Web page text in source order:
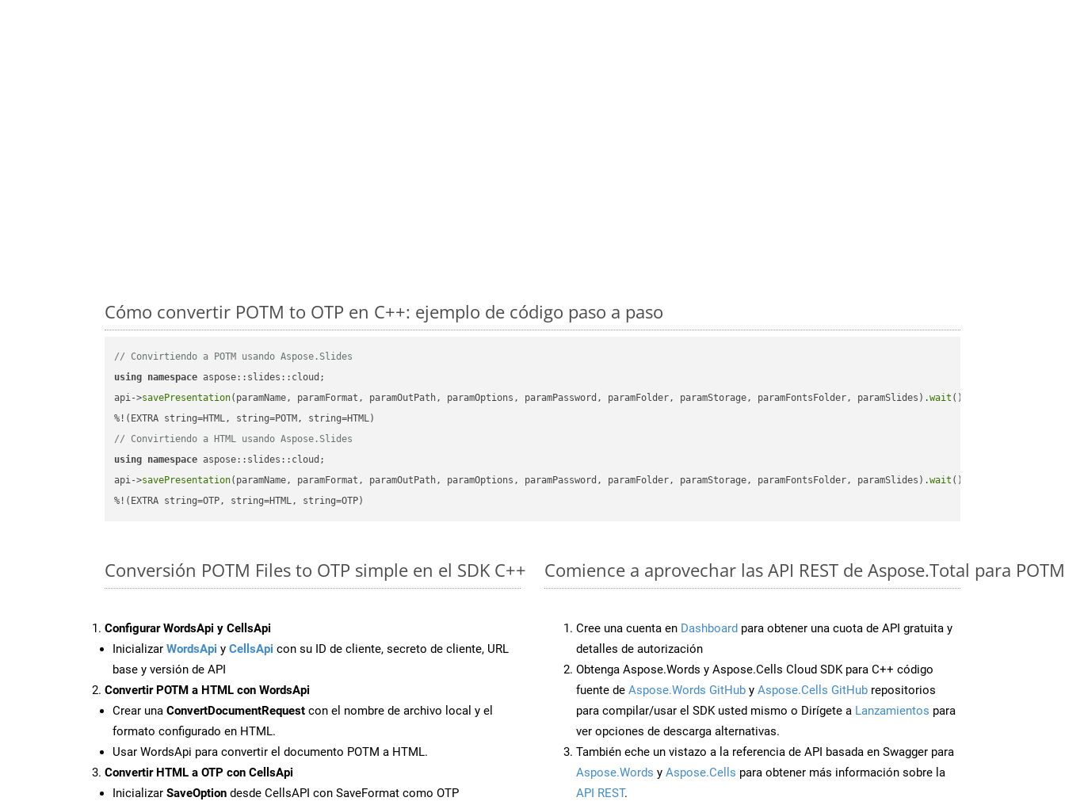
Cómo convertir POTM to OTP en C++: ejemplo de código paso a paso
// Convirtiendo a POTM usando Aspose.Slides
using namespace aspose::slides::cloud;
api->savePresentation(paramName, paramFormat, paramOutPath, paramOptions, paramPassword, paramFolder, paramStorage, paramFontsFolder, paramSlides).wait ();
// Convirtiendo a HTML usando Aspose.Slides
using namespace aspose::slides::cloud;
api->savePresentation(paramName, paramFormat, paramOutPath, paramOptions, paramPassword, paramFolder, paramStorage, paramFontsFolder, paramSlides).wait ();
%!(EXTRA string=OTP, string=HTML, string=OTP)
Conversión POTM Files to OTP simple en el SDK C++
Configurar WordsApi y CellsApi
Inicializar WordsApi y CellsApi con su ID de cliente, secreto de cliente, URL
base y versión de API
Convertir POTM a HTML con WordsApi
Crear una ConvertDocumentRequest con el nombre de archivo local y el
formato configurado en HTML.
Usar WordsApi para convertir el documento POTM a HTML.
Convertir HTML a OTP con CellsApi
Inicializar SaveOption desde CellsAPI con SaveFormat como OTP
Comience a aprovechar las API REST de Aspose.Total para
Cree una cuenta en Dashboard para obtener una cuota de API gratuita y
detalles de autorización
Obtenga Aspose.Words y Aspose.Cells Cloud SDK para C++ código
fuente de Aspose.Words GitHub y Aspose.Cells GitHub repositorios
para compilar/usar el SDK usted mismo o Dirígete a Lanzamientos para
ver opciones de descarga alternativas.
También eche un vistazo a la referencia de API basada en Swagger para
Aspose.Words y Aspose.Cells para obtener más información sobre la
API REST.